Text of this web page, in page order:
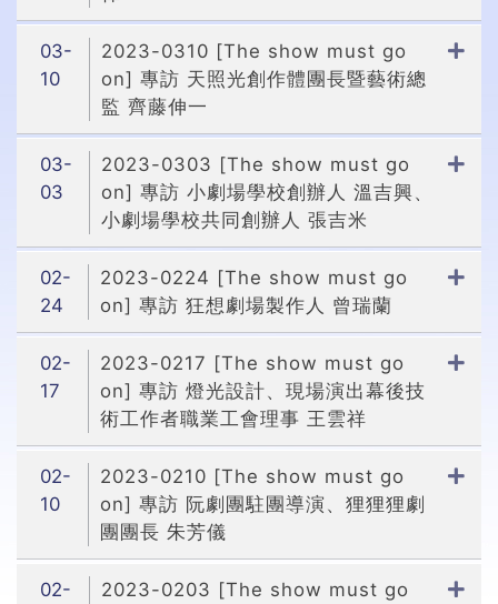
03-
10
2023-0310 [The show must go
on] 專訪 天照光創作體團長暨藝術總
監 齊藤伸一
03-
03
2023-0303 [The show must go
on] 專訪 小劇場學校創辦人 溫吉興、
小劇場學校共同創辦人 張吉米
02-
24
2023-0224 [The show must go
on] 專訪 狂想劇場製作人 曾瑞蘭
02-
17
2023-0217 [The show must go
on] 專訪 燈光設計、現場演出幕後技
術工作者職業工會理事 王雲祥
02-
10
2023-0210 [The show must go
on] 專訪 阮劇團駐團導演、狸狸狸劇
團團長 朱芳儀
02-
2023-0203 [The show must go